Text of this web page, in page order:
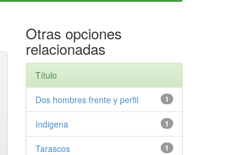
Otras opciones
relacionadas
Título
1
Dos hombres frente y perfil
1
Indigena
1
Tarascos